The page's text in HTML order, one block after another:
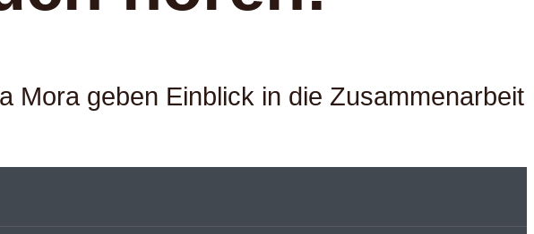
Mora geben Einblick in die Zusammenarbeit